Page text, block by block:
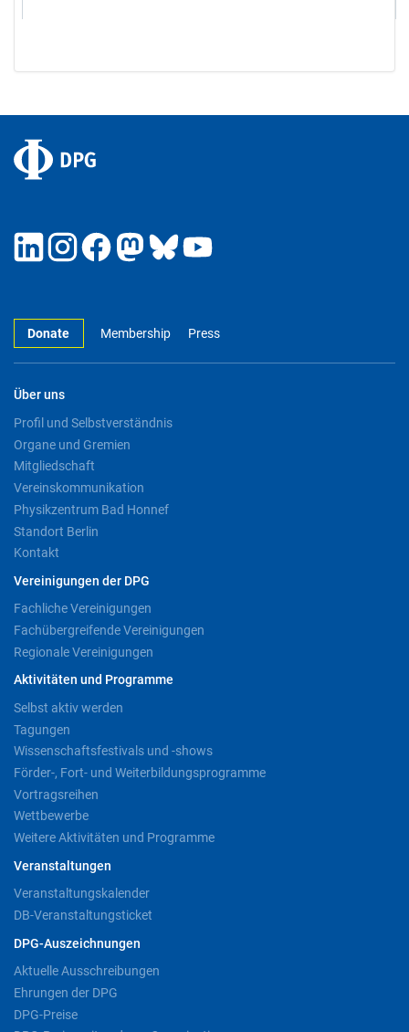
Donate Membership Press
Über uns
Profil und Selbstverständnis
Organe und Gremien
Mitgliedschaft
Vereinskommunikation
Physikzentrum Bad Honnef
Standort Berlin
Kontakt
Vereinigungen der DPG
Fachliche Vereinigungen
Fachübergreifende Vereinigungen
Regionale Vereinigungen
Aktivitäten und Programme
Selbst aktiv werden
Tagungen
Wissenschaftsfestivals und -shows
Förder-, Fort- und Weiterbildungsprogramme
Vortragsreihen
Wettbewerbe
Weitere Aktivitäten und Programme
Veranstaltungen
Veranstaltungskalender
DB-Veranstaltungsticket
DPG-Auszeichnungen
Aktuelle Ausschreibungen
Ehrungen der DPG
DPG-Preise